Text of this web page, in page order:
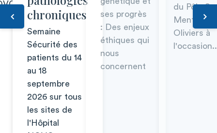
chroniques
Semaine
Sécurité des
patients du 14
au 18
septembre
2026 sur tous
les sites de
l'Hôpital
ses progrès
: Des enjeux
éthiques qui
nous
concernent
du Pôle
Mentale
Oliviers à